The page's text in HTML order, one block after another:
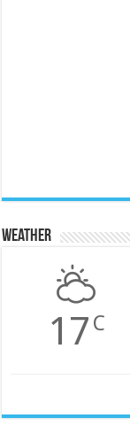
Weather
17 C